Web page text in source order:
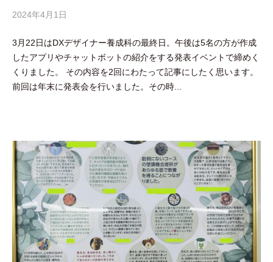
2024年4月1日
吉
田
豪
3月22日はDXデザイナー養成科の最終日。午後は5名の方が作成
したアプリやチャットボットの紹介をする発表イベントで締めく
くりました。 その内容を2回にわたって記事にしたく思います。
前回は年末に発表会を行いました。その時...